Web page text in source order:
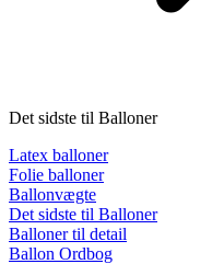
Det sidste til Balloner
Latex balloner
Folie balloner
Ballonvægte
Det sidste til Balloner
Balloner til detail
Ballon Ordbog